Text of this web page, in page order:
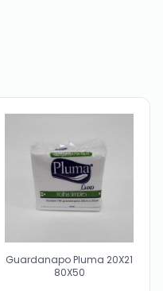
Guardanapo Pluma 20X21
80X50